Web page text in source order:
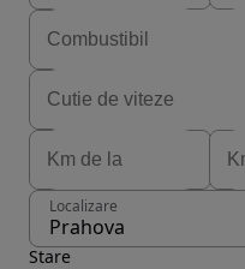
Localizare
Prahova
Stare